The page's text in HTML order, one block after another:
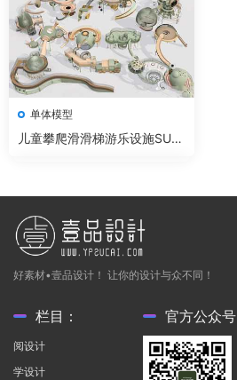
单体模型
儿童攀爬滑滑梯游乐设施SU模
好素材•壹品设计！ 让你的设计与众不同！
栏目：
阅设计
学设计
官方公众号